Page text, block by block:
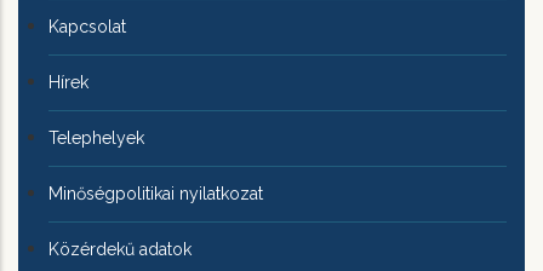
Kapcsolat
Hírek
Telephelyek
Minőségpolitikai nyilatkozat
Közérdekű adatok